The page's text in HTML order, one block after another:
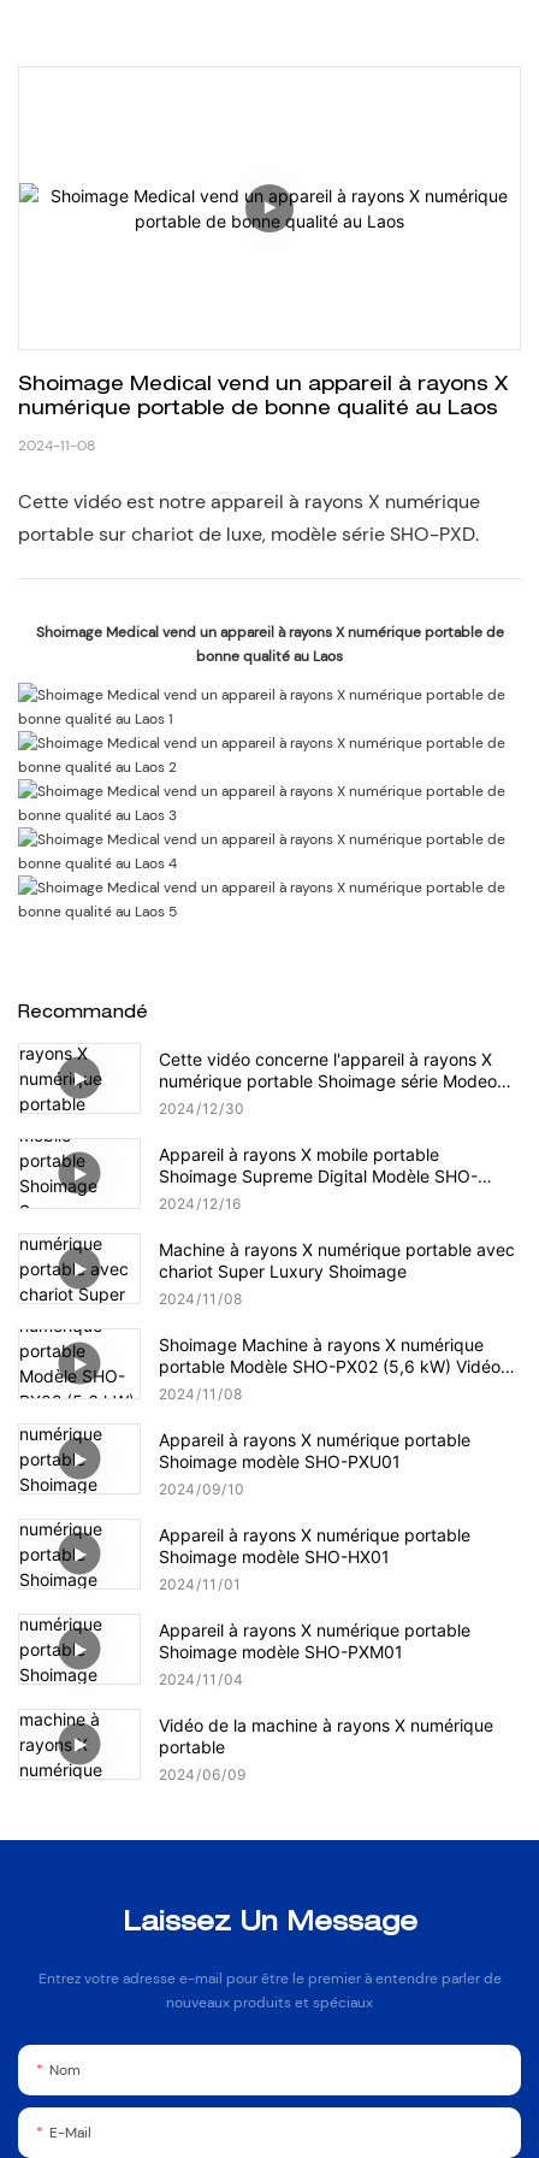
Shoimage Medical vend un appareil à rayons X
numérique portable de bonne qualité au Laos
2024-11-08
Cette vidéo est notre appareil à rayons X numérique
portable sur chariot de luxe, modèle série SHO-PXD.
Shoimage Medical vend un appareil à rayons X numérique portable de
bonne qualité au Laos
Recommandé
Cette vidéo concerne l'appareil à rayons X
numérique portable Shoimage série Modeo
SHO-PXU
2024 12 30
Appareil à rayons X mobile portable
Shoimage Supreme Digital Modèle SHO-
PXS01
2024 12 16
Machine à rayons X numérique portable avec
chariot Super Luxury Shoimage
2024 11 08
Shoimage Machine à rayons X numérique
portable Modèle SHO-PX02 (5,6 kW) Vidéo
de production en vrac
2024 11 08
Appareil à rayons X numérique portable
Shoimage modèle SHO-PXU01
2024 09 10
Appareil à rayons X numérique portable
Shoimage modèle SHO-HX01
2024 11 01
Appareil à rayons X numérique portable
Shoimage modèle SHO-PXM01
2024 11 04
Vidéo de la machine à rayons X numérique
portable
2024 06 09
Laissez Un Message
Entrez votre adresse e-mail pour être le premier à entendre parler de
nouveaux produits et spéciaux
Nom
E-Mail